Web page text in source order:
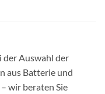
der Auswahl der
aus Batterie und
wir beraten Sie